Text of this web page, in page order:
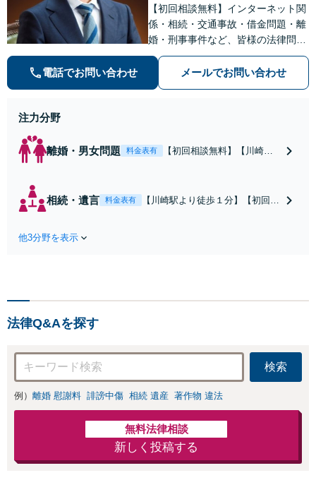
者との示談交渉
【初回相談無料】インターネット関
係・相続・交通事故・借金問題・離
婚・刑事事件など、皆様の法律問題
を解決すべく、親身になって取り組
みます。クチコミ・リピーターの方
も多数。お気軽にお問い合わせ下さ
電話でお問い合わせ メールでお問い合わせ
注力分野
離婚・男女問題 料金表有
【初回相談無料】【川崎駅
割・婚姻費用・養育費・財
相続・遺言 料金表有
【川崎駅より徒歩１分】【初回相
他3分野を表示
法律Q&Aを探す
検索
例） 離婚 慰謝料 誹謗中傷 相続 遺産 著作物 違法
無料法律相談
新しく投稿する